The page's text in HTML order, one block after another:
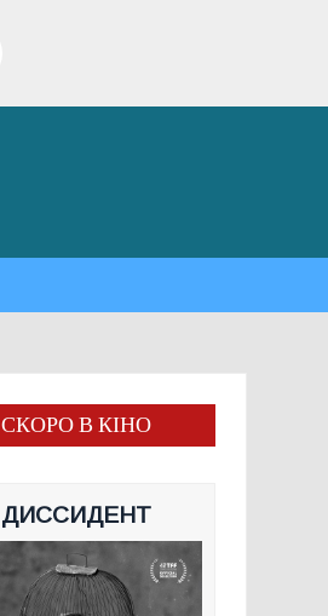
СКОРО В КІНО
ДИССИДЕНТ